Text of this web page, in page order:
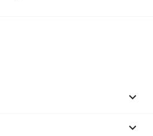

